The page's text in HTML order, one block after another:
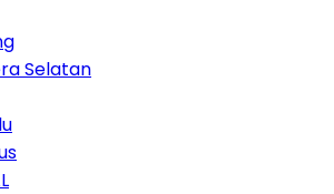
Selatan